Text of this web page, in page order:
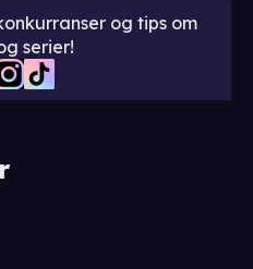
og tips om
serier!